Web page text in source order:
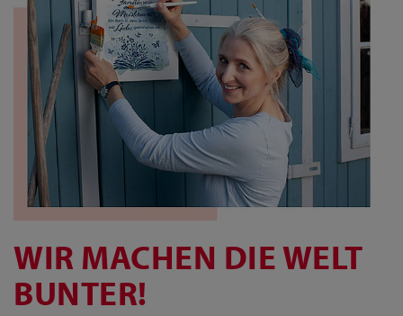
WIR MACHEN DIE WELT
BUNTER!